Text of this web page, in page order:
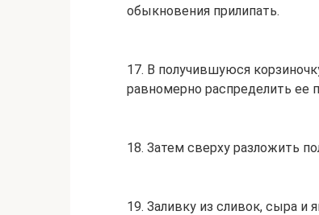
обыкновения прилипать.
17. В получившуюся
равномерно распределить ее
18. Затем сверху разложить
19. Заливку из сливок, сыра и